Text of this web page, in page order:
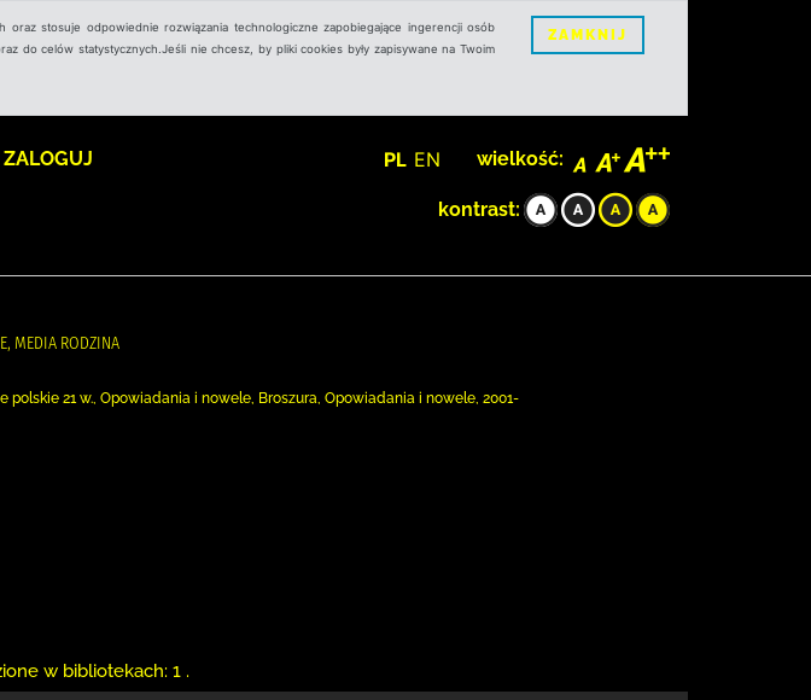
stosuje odpowiednie rozwiązania technologiczne zapobiegające ingerencji osób
do celów statystycznych.Jeśli nie chcesz, by pliki cookies były zapisywane na Twoim
ZAMKNIJ
PL EN wielkość:
kontrast:
MEDIA RODZINA
21 w., Opowiadania i nowele, Broszura, Opowiadania i nowele, 2001-
w bibliotekach: 1 .